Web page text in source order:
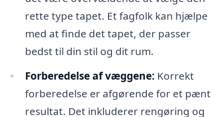
rette type tapet. Et fagfolk kan hjælpe
med at finde det tapet, der passer
bedst til din stil og dit rum.
Forberedelse af væggene: Korrekt
forberedelse er afgørende for et pænt
resultat. Det inkluderer rengøring og